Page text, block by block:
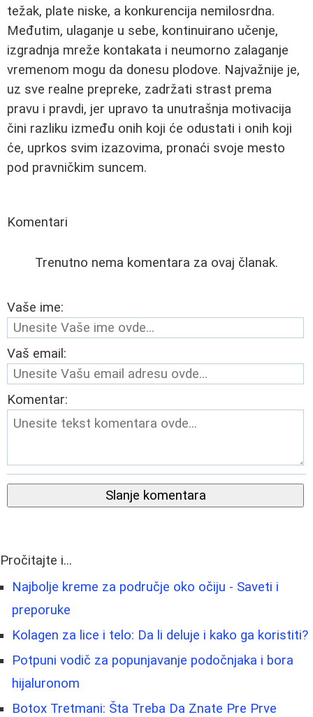
težak, plate niske, a konkurencija nemilosrdna.
Međutim, ulaganje u sebe, kontinuirano učenje,
izgradnja mreže kontakata i neumorno zalaganje
vremenom mogu da donesu plodove. Najvažnije je,
uz sve realne prepreke, zadržati strast prema
pravu i pravdi, jer upravo ta unutrašnja motivacija
čini razliku između onih koji će odustati i onih koji
će, uprkos svim izazovima, pronaći svoje mesto
pod pravničkim suncem.
Komentari
Trenutno nema komentara za ovaj članak.
Vaše ime:
Vaš email:
Komentar:
Slanje komentara
Pročitajte i...
Najbolje kreme za područje oko očiju - Saveti i
preporuke
Kolagen za lice i telo: Da li deluje i kako ga koristiti?
Potpuni vodič za popunjavanje podočnjaka i bora
hijaluronom
Botox Tretmani: Šta Treba Da Znate Pre Prve